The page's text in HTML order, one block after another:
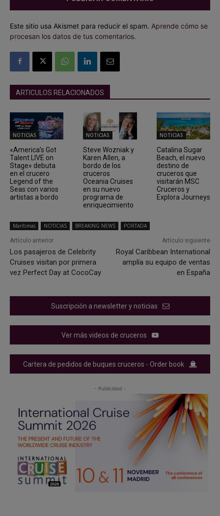
Este sitio usa Akismet para reducir el spam. Aprende cómo se
procesan los datos de tus comentarios.
ARTICULOS RELACIONADOS
NOTICIAS
«America’s Got
Talent LIVE on
Stage» debuta
en el crucero
Legend of the
Seas con varios
artistas a bordo
NOTICIAS
Steve Wozniak y
Karen Allen, a
bordo de los
cruceros
Oceania Cruises
en su nuevo
programa de
enriquecimiento
NOTICIAS
Catalina Sugar
Beach, el nuevo
destino de
cruceros que
visitarán MSC
Cruceros y
Explora Journeys
Marítimas NOTICIAS BREAKING NEWS PORTADA
Artículo anterior
Los pasajeros de Celebrity
Cruises visitan por primera
vez Perfect Day at CocoCay
Artículo siguiente
Royal Caribbean International
amplía su equipo de ventas
en España
Suscripción a newsletter y noticias
Ver más videos de cruceros
Cartera de pedidos de buques cruceros - Order book
- Publicidad -